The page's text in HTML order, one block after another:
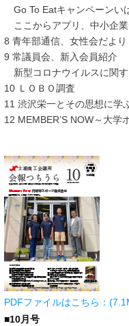
Go To Eatキャンペーンい
ここからアプリ、中小企
8 青年部通信、女性会だより
9 常議員会、新入会員紹介
新型コロナウイルスに関
10 ＬＯＢＯ調査
11 渋沢栄一とその思想に学
12 MEMBER’S NOW～大学
PDFファイルはこちら：
■10月号